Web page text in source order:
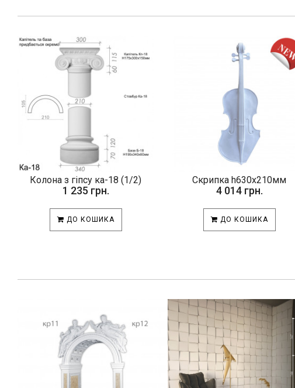
Колона з гіпсу ка-18 (1/2)
1 235 грн.
ДО КОШИКА
Скрипка h630x210мм
4 014 грн.
ДО КОШИКА